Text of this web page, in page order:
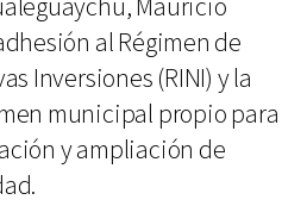
Mauricio
al Régimen de
Inversiones (RINI) y la
municipal propio para
y ampliación de